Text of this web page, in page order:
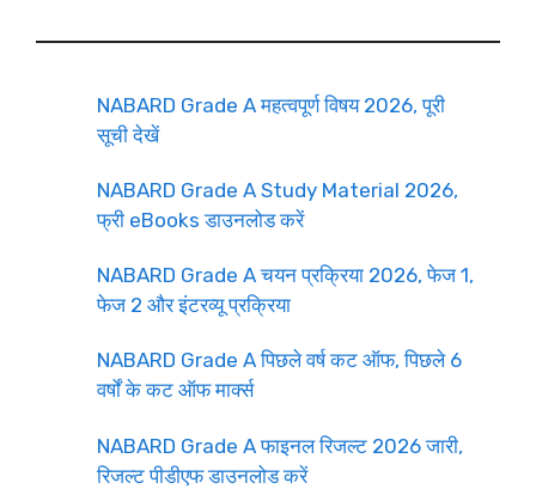
NABARD Grade A महत्वपूर्ण विषय 2026, पूरी
सूची देखें
NABARD Grade A Study Material 2026,
फ्री eBooks डाउनलोड करें
NABARD Grade A चयन प्रक्रिया 2026, फेज 1,
फेज 2 और इंटरव्यू प्रक्रिया
NABARD Grade A पिछले वर्ष कट ऑफ, पिछले 6
वर्षों के कट ऑफ मार्क्स
NABARD Grade A फाइनल रिजल्ट 2026 जारी,
रिजल्ट पीडीएफ डाउनलोड करें